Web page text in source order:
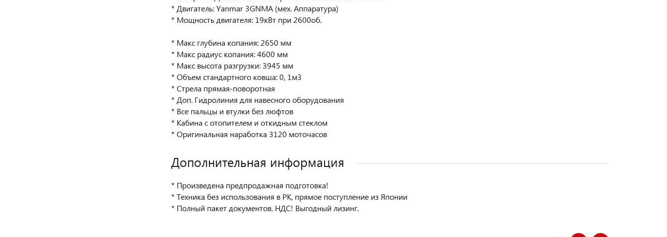
* Двигатель: Yanmar 3GNMA (мех. Аппаратура)
* Мощность двигателя: 19кВт при 2600об.
* Макс глубина копания: 2650 мм
* Макс радиус копания: 4600 мм
* Макс высота разгрузки: 3945 мм
* Объем стандартного ковша: 0, 1м3
* Стрела прямая-поворотная
* Доп. Гидролиния для навесного оборудования
* Все пальцы и втулки без люфтов
* Кабина с отопителем и откидным стеклом
* Оригинальная наработка 3120 моточасов
Дополнительная информация
* Произведена предпродажная подготовка!
* Техника без использования в РК, прямое поступление из Японии
* Полный пакет документов. НДС! Выгодный лизинг.